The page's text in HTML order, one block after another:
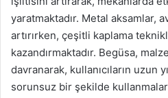
yaratmaktadır. Metal aksamlar,
artırırken, çeşitli kaplama
kazandırmaktadır. Begüsa,
davranarak, kullanıcıların uzun
sorunsuz bir şekilde